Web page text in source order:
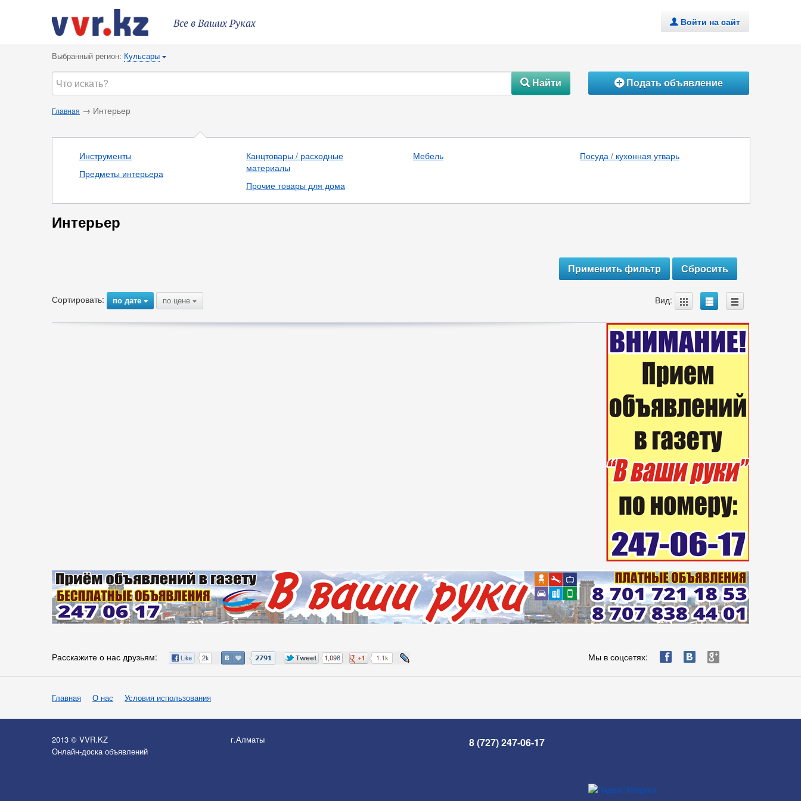
Все в Ваших Руках . Войти на сайт
Выбранный регион: Кульсары {
#Найти ÁПодать объявление
Главная → Интерьер
Инструменты
Предметы интерьера
Канцтовары / расходные
материалы
Прочие товары для дома
Мебель Посуда / кухонная утварь
Интерьер
Сортировать: по дате{ по цене { Вид: A B C
Расскажите о нас друзьям: Мы в соцсетях: ä æ è
Главная О нас Условия использования
2013 © VVR.KZ
Онлайн-доска объявлений
г.Алматы 8 (727) 247-06-17